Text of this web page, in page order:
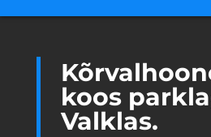
koos
Valklas.